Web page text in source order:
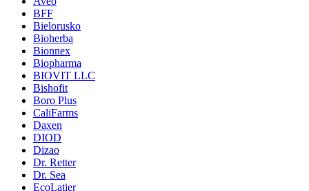
BFF
Bielorusko
Bioherba
Bionnex
Biopharma
BIOVIT LLC
Bishofit
Boro Plus
CaliFarms
Daxen
DIOD
Dizao
Dr. Retter
Dr. Sea
EcoLatier